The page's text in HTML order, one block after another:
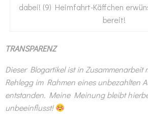
dabei! (9) Heimfahrt-Käffchen
bereit!
TRANSPARENZ
Dieser Blogartikel ist in Zusammenarbeit
Rehlegg im Rahmen eines unbezahlten
entstanden. Meine Meinung bleibt
unbeeinflusst!